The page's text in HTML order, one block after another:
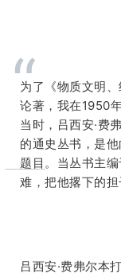
“
为了《物质文明
论著，我在1950
当时，吕西安·费
的通史丛书，是
题目。当丛书主
难，把他撂下的担
吕西安·费弗尔本